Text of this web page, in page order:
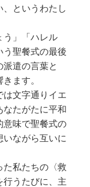
、というわたし
う」「ハレル
聖餐式の最後
遣の言葉と
ます。
は文字通りイエ
なたがたに平和
意味で聖餐式の
ながら互いに
た私たちの〈救
行うたびに、主